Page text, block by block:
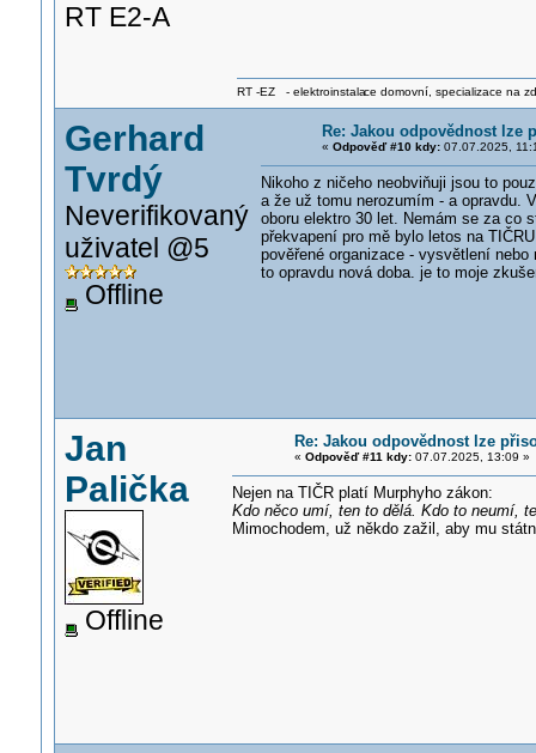
RT E2-A
RT -EZ - elektroinstalace domovní, specializace na
Gerhard
Tvrdý
Neverifikovaný
uživatel @5
Offline
Re: Jakou odpovědnost lze
« Odpověď #10 kdy:07.07.2025,
Nikoho z ničeho neobviňuji jsou to
a že už tomu nerozumím - a opravdu.
oboru elektro 30 let. Nemám se za co
překvapení pro mě bylo letos na
pověřené organizace - vysvětlení
to opravdu nová doba. je to moje
Jan
Palička
Offline
Re: Jakou odpovědnost lze
« Odpověď #11 kdy:07.07.2025, 13:09 »
Nejen na TIČR platí Murphyho zákon:
Kdo něco umí, ten to dělá. Kdo to neumí,
Mimochodem, už někdo zažil, aby mu